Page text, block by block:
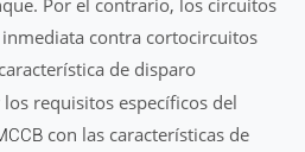
Por el contrario, los circuitos
contra cortocircuitos
de disparo
requisitos específicos del
con las características de